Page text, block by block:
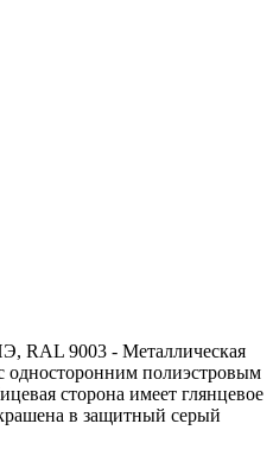
RAL 9003 - Металлическая
полиэстровым
сторона имеет глянцевое
в защитный серый